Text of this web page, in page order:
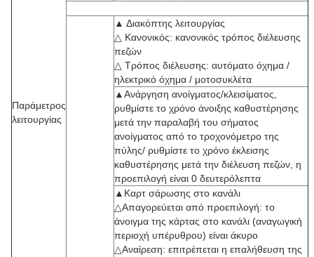
Παράμετρος
λειτουργίας
▲ Διακόπτης λειτουργίας
△ Κανονικός: κανονικός τρόπος διέλευσης
πεζών
△ Τρόπος διέλευσης: αυτόματο όχημα /
ηλεκτρικό όχημα / μοτοσυκλέτα
▲Ανάργηση ανοίγματος/κλεισίματος,
ρυθμίστε το χρόνο άνοιξης καθυστέρησης
μετά την παραλαβή του σήματος
ανοίγματος από το τροχονόμετρο της
πύλης/ ρυθμίστε το χρόνο έκλεισης
καθυστέρησης μετά την διέλευση πεζών, η
προεπιλογή είναι 0 δευτερόλεπτα
▲Καρτ σάρωσης στο κανάλι
△Απαγορεύεται από προεπιλογή: το
άνοιγμα της κάρτας στο κανάλι (αναγωγική
περιοχή υπέρυθρου) είναι άκυρο
△Αναίρεση: επιτρέπεται η επαλήθευση της